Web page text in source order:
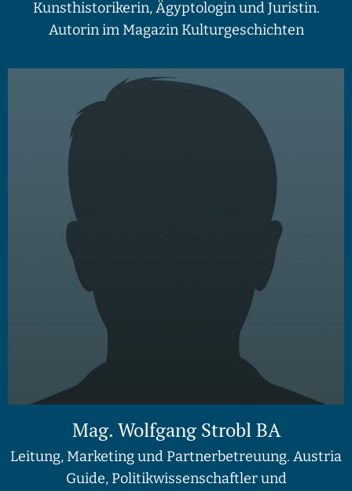
Kunsthistorikerin, Ägyptologin und Juristin.
Autorin im Magazin Kulturgeschichten
Mag. Wolfgang Strobl BA
Leitung, Marketing und Partnerbetreuung. Austria
Guide, Politikwissenschaftler und